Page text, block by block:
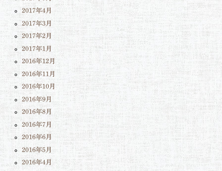
2017年4月
2017年3月
2017年2月
2017年1月
2016年12月
2016年11月
2016年10月
2016年9月
2016年8月
2016年7月
2016年6月
2016年5月
2016年4月